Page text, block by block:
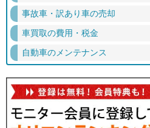
事故車・訳あり車の売却
車買取の費用・税金
自動車のメンテナンス